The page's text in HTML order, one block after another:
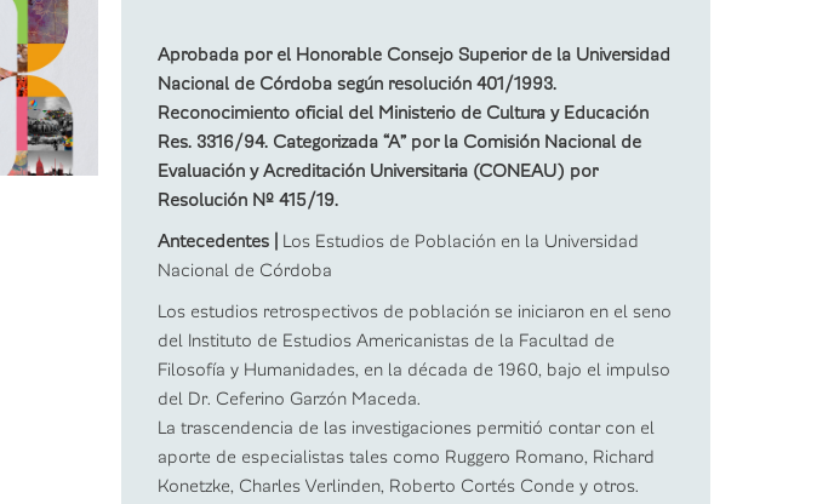
Aprobada por el Honorable Consejo Superior de la Universidad
Nacional de Córdoba según resolución 401/1993.
Reconocimiento oficial del Ministerio de Cultura y Educación
Res. 3316/94. Categorizada “A” por la Comisión Nacional de
Evaluación y Acreditación Universitaria (CONEAU) por
Resolución Nº 415/19.
Antecedentes | Los Estudios de Población en la Universidad
Nacional de Córdoba
Los estudios retrospectivos de población se iniciaron en el seno
del Instituto de Estudios Americanistas de la Facultad de
Filosofía y Humanidades, en la década de 1960, bajo el impulso
del Dr. Ceferino Garzón Maceda.
La trascendencia de las investigaciones permitió contar con el
aporte de especialistas tales como Ruggero Romano, Richard
Konetzke, Charles Verlinden, Roberto Cortés Conde y otros.